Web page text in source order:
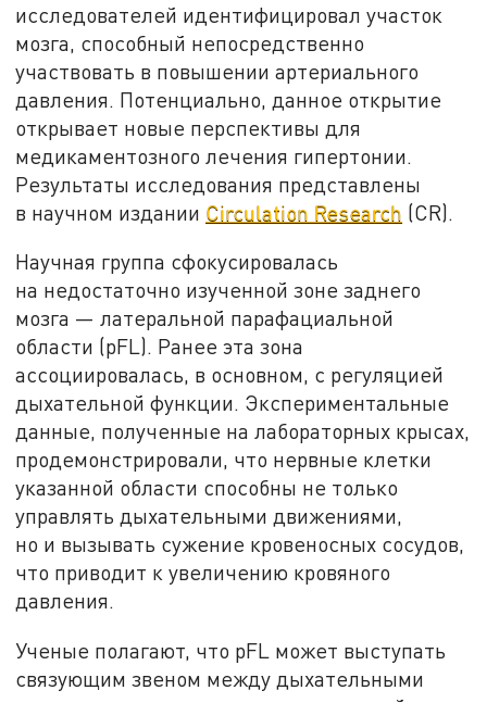
исследователей идентифицировал участок
мозга, способный непосредственно
участвовать в повышении артериального
давления. Потенциально, данное открытие
открывает новые перспективы для
медикаментозного лечения гипертонии.
Результаты исследования представлены
в научном издании Circulation Research (CR).
Научная группа сфокусировалась
на недостаточно изученной зоне заднего
мозга — латеральной парафациальной
области (pFL). Ранее эта зона
ассоциировалась, в основном, с регуляцией
дыхательной функции. Экспериментальные
данные, полученные на лабораторных крысах,
продемонстрировали, что нервные клетки
указанной области способны не только
управлять дыхательными движениями,
но и вызывать сужение кровеносных сосудов,
что приводит к увеличению кровяного
давления.
Ученые полагают, что pFL может выступать
связующим звеном между дыхательными